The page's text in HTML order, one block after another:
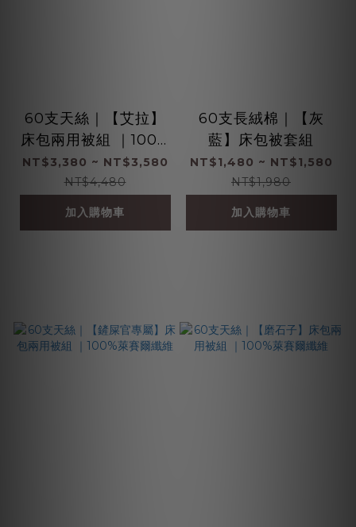
60支天絲｜【艾拉】
床包兩用被組 ｜100%
萊賽爾纖維
NT$3,380 ~ NT$3,580
NT$4,480
加入購物車
60支長絨棉｜【灰
藍】床包被套組
NT$1,480 ~ NT$1,580
NT$1,980
加入購物車